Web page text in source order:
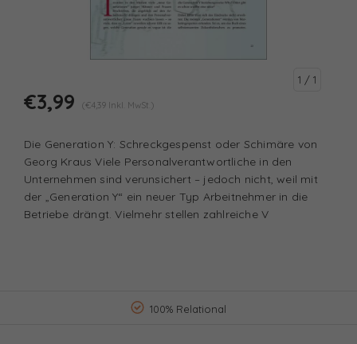
1 / 1
€3,99 (€4,39 Inkl. MwSt.)
Die Generation Y: Schreckgespenst oder Schimäre von
Georg Kraus Viele Personalverantwortliche in den
Unternehmen sind verunsichert – jedoch nicht, weil mit
der „Generation Y“ ein neuer Typ Arbeitnehmer in die
Betriebe drängt. Vielmehr stellen zahlreiche V
100% Relational